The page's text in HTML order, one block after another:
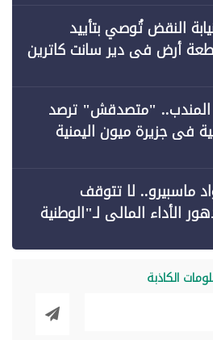
النقض تُوصي بتأييد
الدولة 29 قطعة أرض في دير سانت كاترين
(1)
"متصدقش" ترصد
في جزيرة ميون اليمنية
ماسبيرو.. لا تتوقف
المالي لـ"الوطنية
الكاذبة